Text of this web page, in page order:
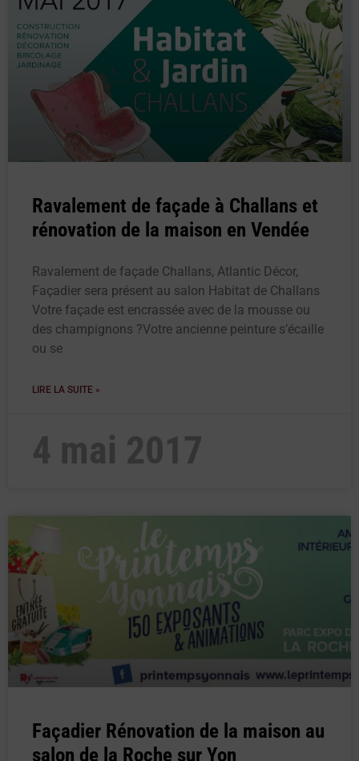
Ravalement de façade à Challans et
rénovation de la maison en Vendée
Ravalement de façade Challans, Atlantic Décor,
Façadier sera présent au salon Habitat de Challans
Votre façade est encrassée avec de la mousse ou
des champignons ?Votre ancienne peinture s’écaille
ou se
LIRE LA SUITE »
4 mai 2017
Façadier Rénovation de la maison au
salon de la Roche sur Yon